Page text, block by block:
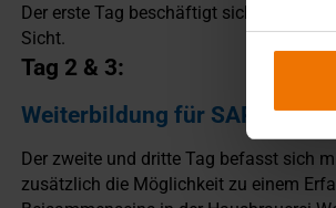
Der erste Tag beschäftigt sich mit den
Sicht.
Tag 2 & 3:
Weiterbildung für SAPs
Der zweite und dritte Tag befasst sich
zusätzlich die Möglichkeit zu einem